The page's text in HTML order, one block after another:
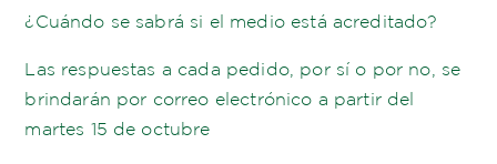
¿Cuándo se sabrá si el medio está acreditado?
Las respuestas a cada pedido, por sí o por no, se
brindarán por correo electrónico a partir del
martes 15 de octubre